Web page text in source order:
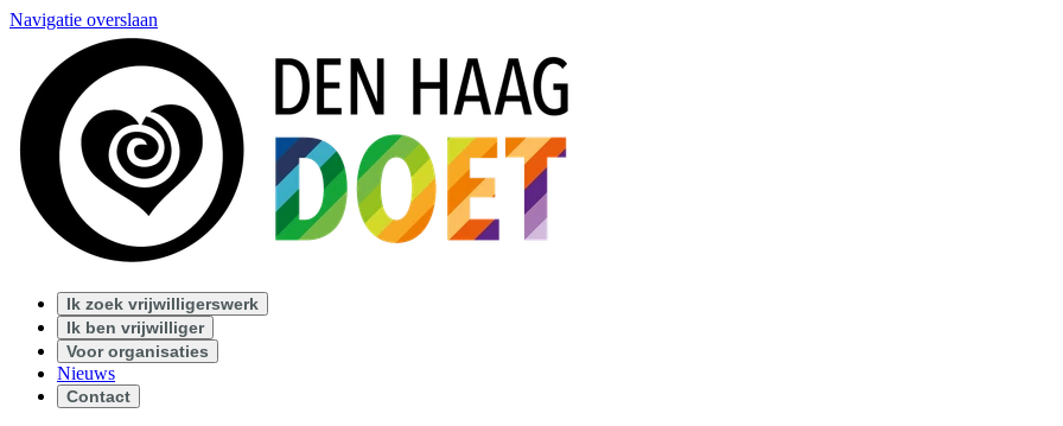
Navigatie overslaan
Ik zoek vrijwilligerswerk
Ik ben vrijwilliger
Voor organisaties
Nieuws
Contact